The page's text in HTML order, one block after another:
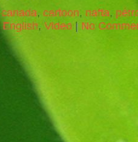
canada, cartoon, nafta,
English, Video No